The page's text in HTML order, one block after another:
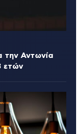
την Αντωνία
ετών